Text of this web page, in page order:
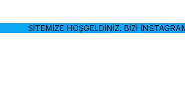
SİTEMİZE HOŞGELDİNİZ. BİZİ İNSTAGRAM